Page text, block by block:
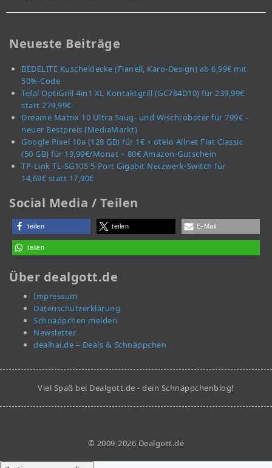
Neueste Beiträge
BEDELITE Kuscheldecke (Flanell, Karo-Design) ab 6,99€ mit
50%-Code
Tefal OptiGrill 4in1 XL Kontaktgrill (GC784D10) für 239,99€
statt 279,99€
Dreame Matrix 10 Ultra Saug- und Wischroboter für 799€ –
neuer Bestpreis (MediaMarkt)
Google Pixel 10a (128 GB) für 1€ + otelo Allnet Flat Classic
(50 GB) für 19,99€/Monat + 80€ Amazon-Gutschein
TP-Link TL-SG105 5-Port Gigabit Netzwerk-Switch für
14,69€ statt 17,90€
Social Media / Teilen
teilen teilen E-Mail
teilen
Über dealgott.de
Impressum
Datenschutzerklärung
Schnäppchen melden
Newsletter
dealhai.de – Deals & Schnäppchen
Viel Spaß bei Dealgott.de - dein Schnäppchenblog!
© 2009-2026 Dealgott.de